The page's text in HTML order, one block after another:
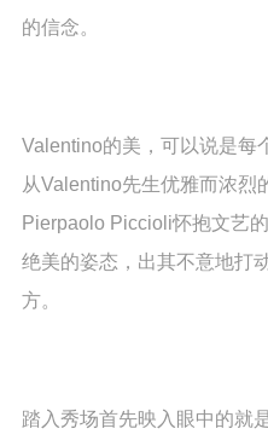
的信念。
Valentino的美，可以说是每
从Valentino先生优雅而浓烈
Pierpaolo Piccioli怀抱文艺
绝美的姿态，出其不意地打
方。
踏入秀场首先映入眼中的就